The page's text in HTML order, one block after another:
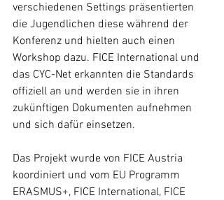
verschiedenen Settings präsentierten
die Jugendlichen diese während der
Konferenz und hielten auch einen
Workshop dazu. FICE International und
das CYC-Net erkannten die Standards
offiziell an und werden sie in ihren
zukünftigen Dokumenten aufnehmen
und sich dafür einsetzen.
Das Projekt wurde von FICE Austria
koordiniert und vom EU Programm
ERASMUS+, FICE International, FICE